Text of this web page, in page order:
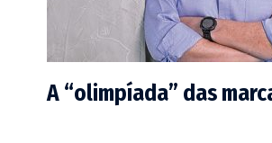
A “olimpíada” das